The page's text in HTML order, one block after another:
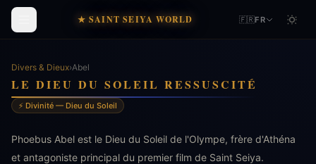
★ SAINT SEIYA WORLD 🇫🇷FR
Divers & Dieux›Abel
LE DIEU DU SOLEIL RESSUSCITÉ
⚡ Divinité — Dieu du Soleil
Phoebus Abel est le Dieu du Soleil de l'Olympe, frère d'Athéna
et antagoniste principal du premier film de Saint Seiya.